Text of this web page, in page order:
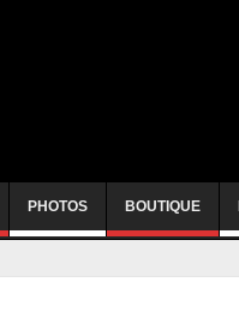
PHOTOS BOUTIQUE